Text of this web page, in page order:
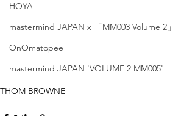
HOYA
mastermind JAPAN x 「MM003 Volume 2」
OnOmatopee
mastermind JAPAN 'VOLUME 2 MM005'
THOM BROWNE